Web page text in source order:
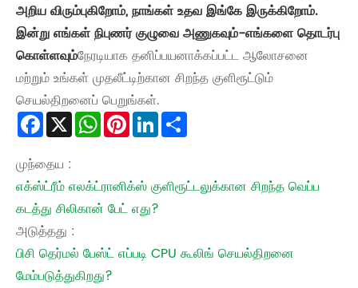
அறிய விரும்புகிறோம், நாங்கள் உதவ இங்கே இருக்கிறோம்.
இன்று எங்கள் நிபுணர் குழுவை அணுகவும்-எங்களை தொடர்பு
கொள்ளவும்நேரடியாக தனிப்பயனாக்கப்பட்ட ஆலோசனை
மற்றும் உங்கள் முதலீட்டிற்கான சிறந்த குளிரூட்டும்
செயல்திறனைப் பெறுங்கள்.
Facebook
X WhatsApp
PinterestLinkedIn
முந்தைய :
எக்ஸ்ட்ரீம் எலக்ட்ரானிக்ஸ் குளிரூட்டலுக்கான சிறந்த வெப்ப
கடத்து சிலிகான் பேட் எது?
அடுத்தது :
பிசி தெர்மல் பேஸ்ட் எப்படி CPU கூலிங் செயல்திறனை
மேம்படுத்துகிறது?